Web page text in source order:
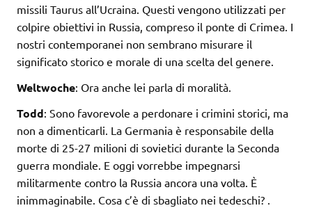
missili Taurus all’Ucraina. Questi vengono utilizzati per
colpire obiettivi in Russia, compreso il ponte di Crimea. I
nostri contemporanei non sembrano misurare il
significato storico e morale di una scelta del genere.
Weltwoche: Ora anche lei parla di moralità.
Todd: Sono favorevole a perdonare i crimini storici, ma
non a dimenticarli. La Germania è responsabile della
morte di 25-27 milioni di sovietici durante la Seconda
guerra mondiale. E oggi vorrebbe impegnarsi
militarmente contro la Russia ancora una volta. È
inimmaginabile. Cosa c’è di sbagliato nei tedeschi? .